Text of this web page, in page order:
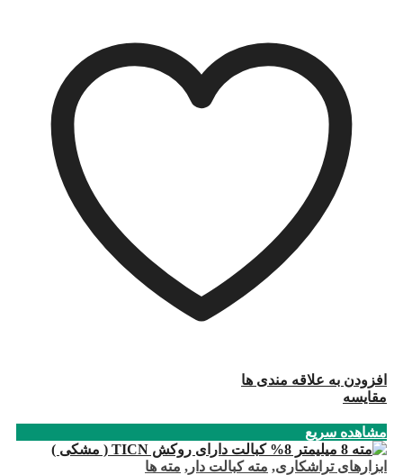
افزودن به علاقه مندی ها
مقایسه
مشاهده سریع
ابزارهای تراشکاری, مته کبالت دار , مته ها